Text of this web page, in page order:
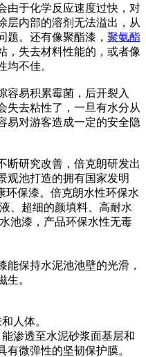
由于化学反应速度过快，对
层内部的溶剂无法溢出，从
题。还有像聚酯漆， 聚氨酯
，失去材料性能的，或者像
均不佳。
容易积累霉菌，后开裂入
失去粘性了，一旦有水分从
易对游客造成一定的安全隐
断研究改善，倍克朗研发出
观池打造的拥有国家发明
环保漆。倍克朗水性环保水
、超细的颜填料、高耐水
池漆，产品环保水性无毒
能保持水泥池池壁的光滑，
生。
人体。
渗透至水泥砂浆面基层和
微弹性的坚韧保护膜。